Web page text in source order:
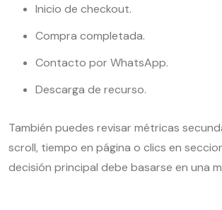
Inicio de checkout.
Compra completada.
Contacto por WhatsApp.
Descarga de recurso.
También puedes revisar métricas
scroll, tiempo en página o clics en
decisión principal debe basarse en una